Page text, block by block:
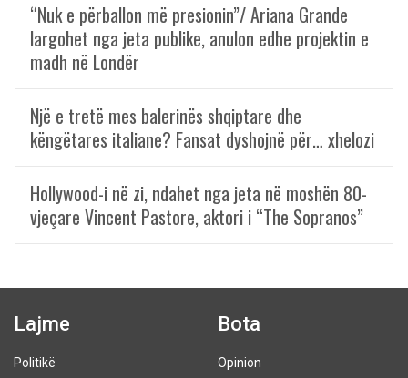
“Nuk e përballon më presionin”/ Ariana Grande
largohet nga jeta publike, anulon edhe projektin e
madh në Londër
Një e tretë mes balerinës shqiptare dhe
këngëtares italiane? Fansat dyshojnë për… xhelozi
Hollywood-i në zi, ndahet nga jeta në moshën 80-
vjeçare Vincent Pastore, aktori i “The Sopranos”
Lajme
Politikë
Bota
Opinion